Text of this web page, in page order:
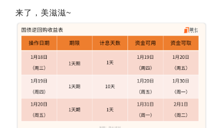
来了，美滋滋~